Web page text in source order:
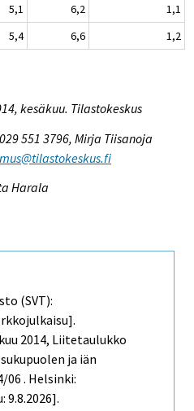
5,1 6,2
1,1
5,4 6,6 1,2
kesäkuu. Tilastokeskus
551 3796, Mirja Tiisanoja
Harala
(SVT):
2014, Liitetaulukko
ja iän
06 . Helsinki: